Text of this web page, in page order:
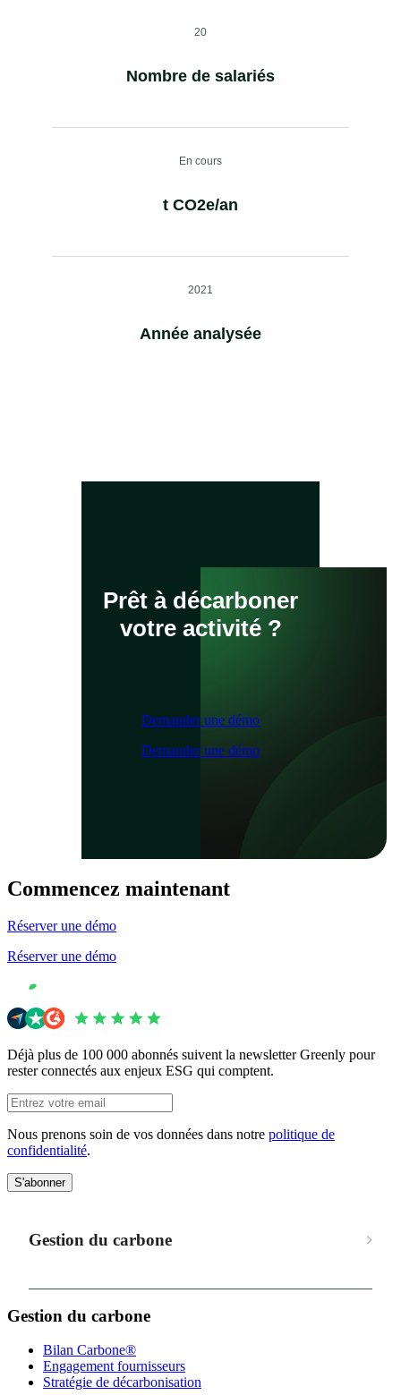
20
Nombre de salariés
En cours
t CO2e/an
2021
Année analysée
Prêt à décarboner
votre activité ?
Demander une démo
Demander une démo
Commencez maintenant
Réserver une démo
Réserver une démo
Déjà plus de 100 000 abonnés suivent la newsletter Greenly pour
rester connectés aux enjeux ESG qui comptent.
Nous prenons soin de vos données dans notre politique de
confidentialité.
S'abonner
Gestion du carbone
Gestion du carbone
Bilan Carbone®
Engagement fournisseurs
Stratégie de décarbonisation